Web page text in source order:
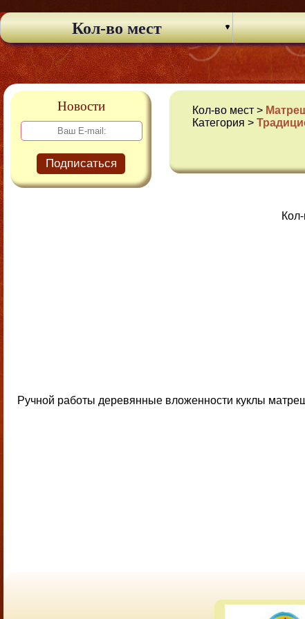
Кол-во мест
Новости
Подписаться
Кол-во мест >
Категория >
Ручной работы деревянные вложенности куклы